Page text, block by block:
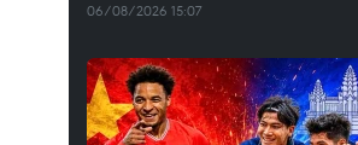
06/08/2026 15:07